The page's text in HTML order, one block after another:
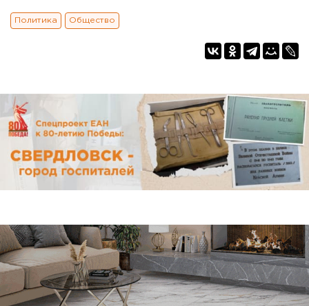
Политика Общество